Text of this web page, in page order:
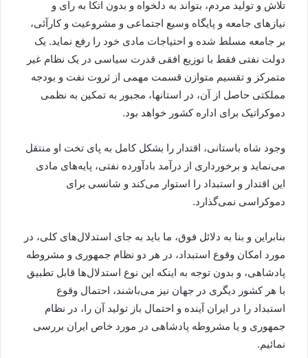
تلاش و تولید مردم، بتواند به دلخواه و بدون اتکا به رای و
نیازهای جامعه و پایگاه وسیع اجتماعی و مشروعیت و کارآئی،
بر جامعه مسلط شده و احتیاجات مادی خود را رفع نماید. یک
دولت نفتی فقط با توزیع افقی قدرت سیاسی در یک نظام غیر
متمرکز و تقسیم متوازن قسمت مهمی از ثروت نفت و بودجه
مملکتی حاصل از آن، در استانها، مجبور به تمکین به نظمی
دموکراتیک برای اداره کشور خواهد بود.
وجود شاه باستانی، اقتدار را بشکل کامل به پای تخت او منتقل
می‌نماید و برخورداری از درآمد بادآورده نفتی، پایه‌های مادی
این اقتدار و استبداد را استوار می‌کند و شانسی برای
دموکراسی نمی‌گذارد.
بنابراین و بنا به دلائل فوق، ما باید به جای استدلال‌های کلی، در
مورد امکان وقوع استبداد، در هر دو نظام جمهوری و مشروطه
پادشاهی، و بدون توجه به اینکه این نوع استدلال‌ها قابل تطبیق
با هر کشور دیگری در جهان نیز می‌باشند، احتمال وقوع
استبداد را در ایران آینده و احتمال باز تولید آن را، در نظام‌
جمهوری و یا مشروطه پادشاهی در مورد خاص ایران بررسی
نمائیم.